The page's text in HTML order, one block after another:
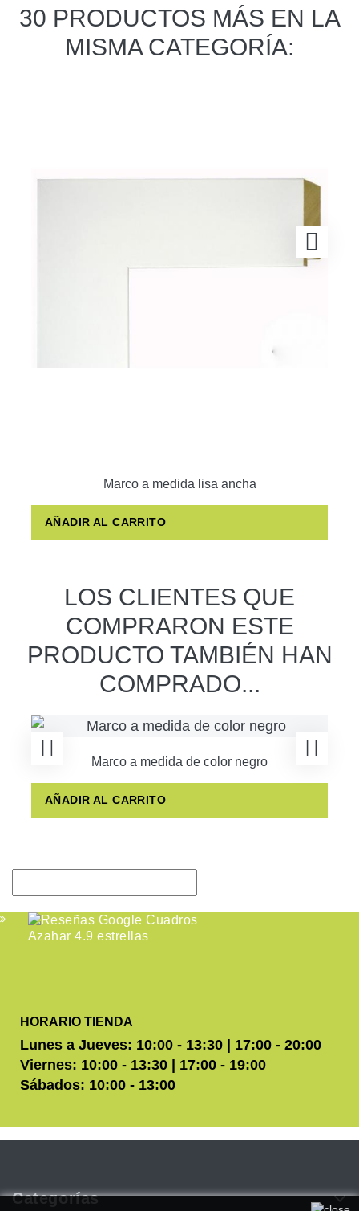
30 PRODUCTOS MÁS EN LA
MISMA CATEGORÍA:
Marco a medida lisa ancha
AÑADIR AL CARRITO
LOS CLIENTES QUE
COMPRARON ESTE
PRODUCTO TAMBIÉN HAN
COMPRADO...
Marco a medida de color negro
AÑADIR AL CARRITO
HORARIO TIENDA
Lunes a Jueves: 10:00 - 13:30 | 17:00 - 20:00
Viernes: 10:00 - 13:30 | 17:00 - 19:00
Sábados: 10:00 - 13:00
Categorías